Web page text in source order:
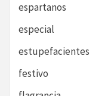
espartanos
especial
estupefacientes
festivo